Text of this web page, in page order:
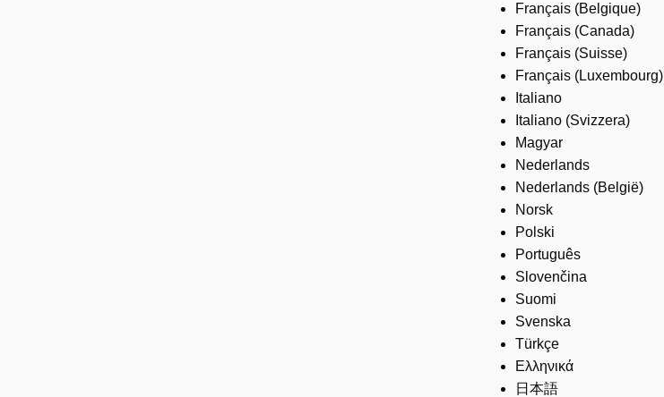
Français (Belgique)
Français (Canada)
Français (Suisse)
Français (Luxembourg)
Italiano
Italiano (Svizzera)
Magyar
Nederlands
Nederlands (België)
Norsk
Polski
Português
Slovenčina
Suomi
Svenska
Türkçe
Ελληνικά
日本語